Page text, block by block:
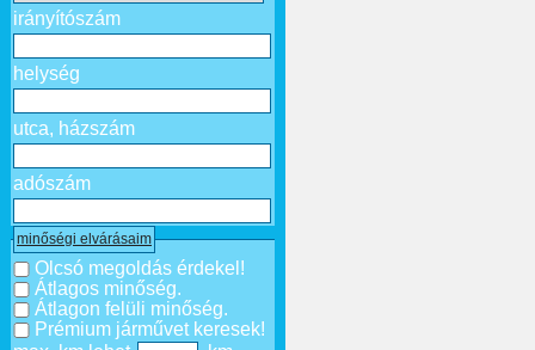
irányítószám
helység
utca, házszám
adószám
minőségi elvárásaim
Olcsó megoldás érdekel!
Átlagos minőség.
Átlagon felüli minőség.
Prémium járművet keresek!